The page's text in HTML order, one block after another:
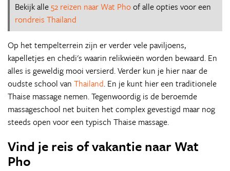
Bekijk alle52 reizen naar Wat Phoof alle opties voor een
rondreis Thailand
Op het tempelterrein zijn er verder vele paviljoens,
kapelletjes en chedi's waarin relikwieën worden bewaard. En
alles is geweldig mooi versierd. Verder kun je hier naar de
oudste school van Thailand. En je kunt hier een traditionele
Thaise massage nemen. Tegenwoordig is de beroemde
massageschool net buiten het complex gevestigd maar nog
steeds open voor een typisch Thaise massage.
Vind je reis of vakantie naar Wat
Pho